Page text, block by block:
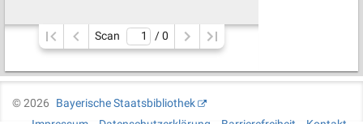
Scan / 0
©2026
Bayerische Staatsbibliothek